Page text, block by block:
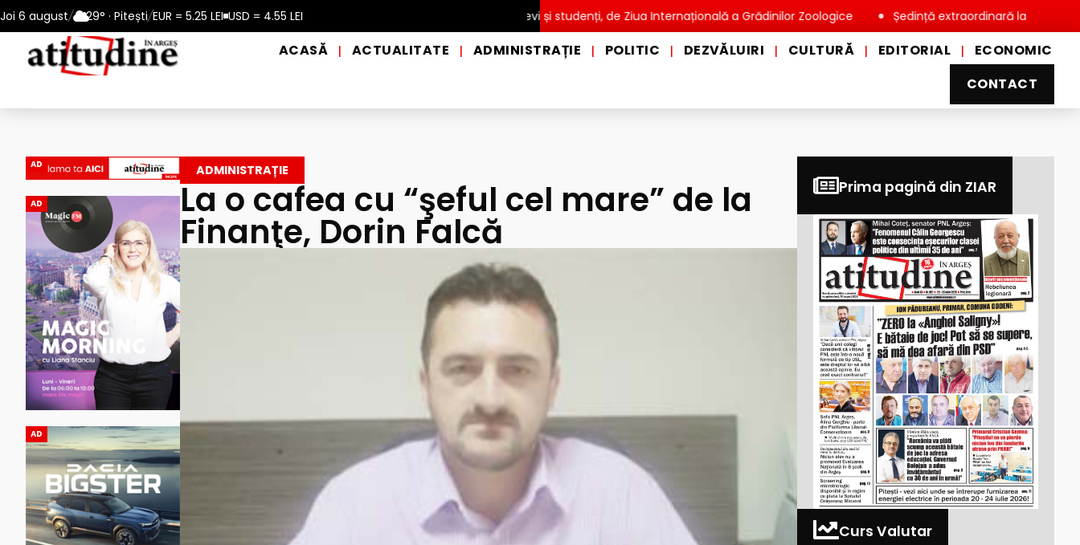
Joi 6 august/ 29° · Pitești/EUR = 5.25 LEI USD = 4.55 LEI
de caniculă, în municipiul Pitești! Intrare GRATUITĂ pentru copii, elevi și studenți, de Ziua Internațională a Grădinilor Zoologice Ședință extraordinară la Consiliul Local
ACASĂ | ACTUALITATE | ADMINISTRAȚIE | POLITIC | DEZVĂLUIRI | CULTURĂ | EDITORIAL |
ECONOMIC
CONTACT
AD
AD
AD
ADMINISTRAȚIE
La o cafea cu “şeful cel mare” de la
Finanţe, Dorin Falcă
Prima pagină din ZIAR
Curs Valutar